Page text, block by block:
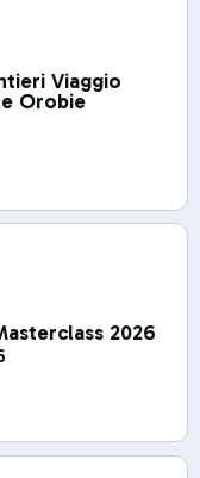
Viaggio
Orobie
2026